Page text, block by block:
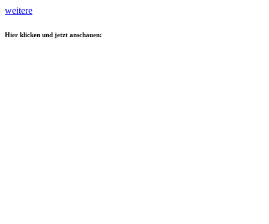
weitere
Hier klicken und jetzt anschauen: